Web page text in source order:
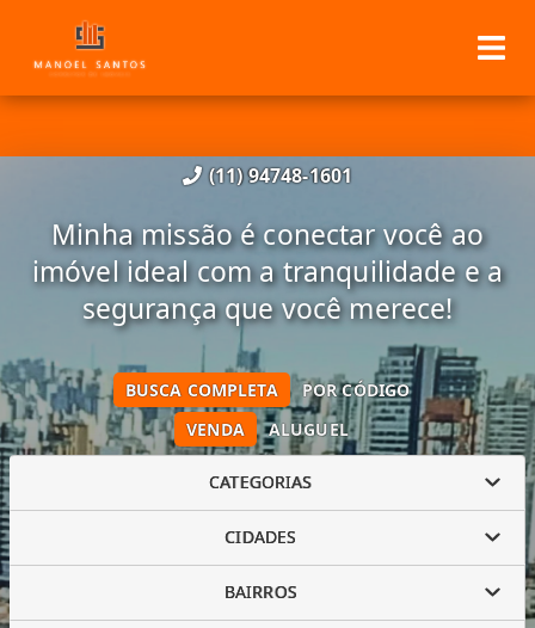
(11) 94748-1601
Minha missão é conectar você ao
imóvel ideal com a tranquilidade e a
segurança que você merece!
VENDA ALUGUEL
BUSCA COMPLETA POR CÓDIGO
CATEGORIAS
CIDADES
BAIRROS